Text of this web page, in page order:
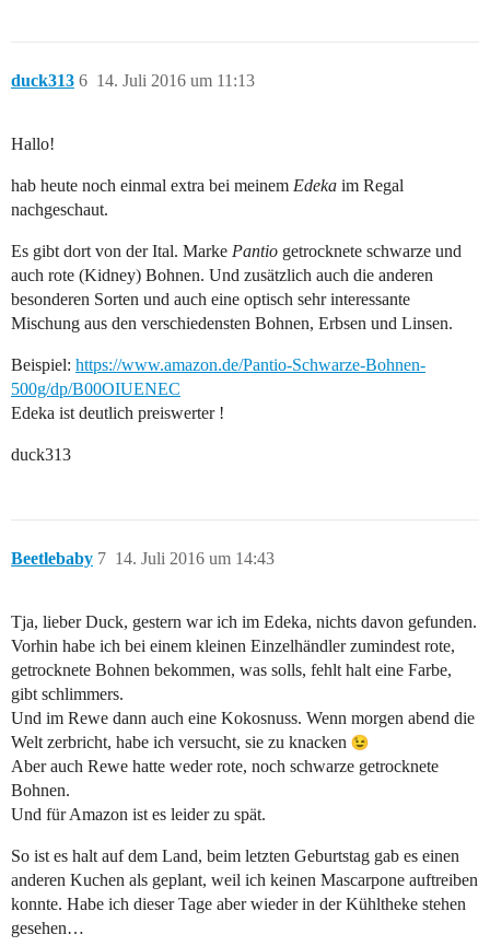
duck313 14. Juli 2016 um 11:13
6
Hallo!
hab heute noch einmal extra bei meinem Edeka im Regal
nachgeschaut.
Es gibt dort von der Ital. Marke Pantio getrocknete schwarze und
auch rote (Kidney) Bohnen. Und zusätzlich auch die anderen
besonderen Sorten und auch eine optisch sehr interessante
Mischung aus den verschiedensten Bohnen, Erbsen und Linsen.
Beispiel: https://www.amazon.de/Pantio-Schwarze-Bohnen-
500g/dp/B00OIUENEC
Edeka ist deutlich preiswerter !
duck313
Beetlebaby 14. Juli 2016 um 14:43
7
Tja, lieber Duck, gestern war ich im Edeka, nichts davon gefunden.
Vorhin habe ich bei einem kleinen Einzelhändler zumindest rote,
getrocknete Bohnen bekommen, was solls, fehlt halt eine Farbe,
gibt schlimmers.
Und im Rewe dann auch eine Kokosnuss. Wenn morgen abend die
Welt zerbricht, habe ich versucht, sie zu knacken
Aber auch Rewe hatte weder rote, noch schwarze getrocknete
Bohnen.
Und für Amazon ist es leider zu spät.
So ist es halt auf dem Land, beim letzten Geburtstag gab es einen
anderen Kuchen als geplant, weil ich keinen Mascarpone auftreiben
konnte. Habe ich dieser Tage aber wieder in der Kühltheke stehen
gesehen…